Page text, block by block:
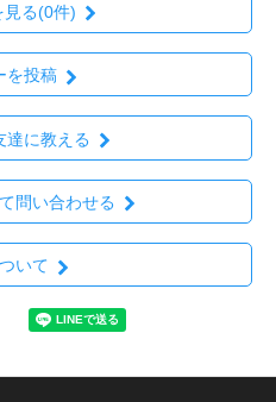
見る(0件)
を投稿
達に教える
問い合わせる
いて